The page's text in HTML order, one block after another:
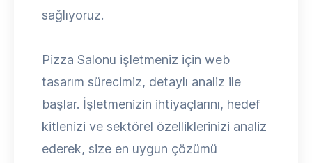
sağlıyoruz.
Pizza Salonu işletmeniz için web
tasarım sürecimiz, detaylı analiz ile
başlar. İşletmenizin ihtiyaçlarını, hedef
kitlenizi ve sektörel özelliklerinizi analiz
ederek, size en uygun çözümü